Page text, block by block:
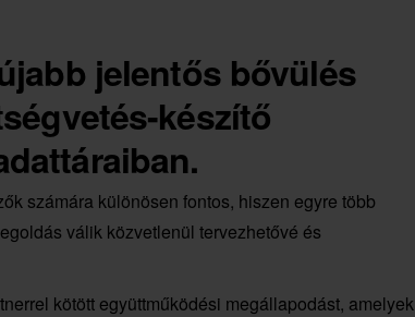
jelentős bővülés
készítő
számára különösen fontos, hiszen egyre több
válik közvetlenül tervezhetővé és
kötött együttműködési megállapodást, amelyek